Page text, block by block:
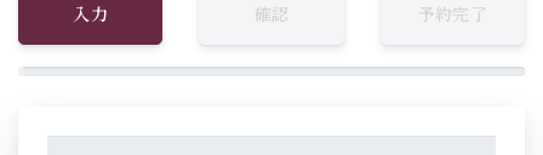
入力 確認 予約完了